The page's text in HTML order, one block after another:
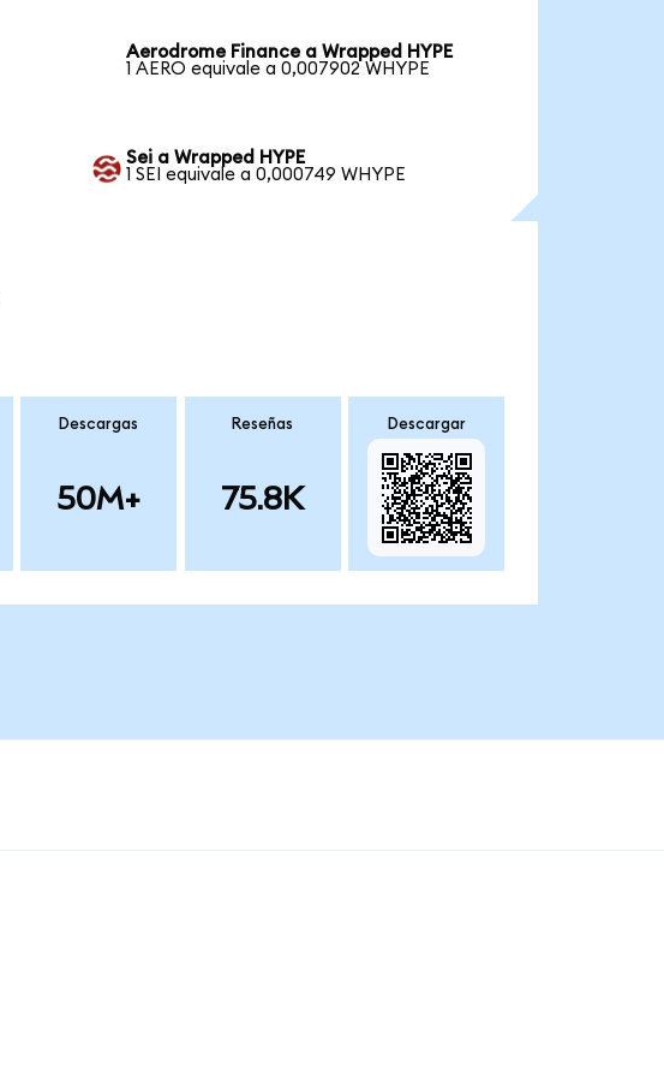
Aerodrome Finance a Wrapped HYPE
1 AERO equivale a 0,007902 WHYPE
Sei a Wrapped HYPE
1 SEI equivale a 0,000749 WHYPE
Descargas
50M+
Reseñas
75.8K
Descargar